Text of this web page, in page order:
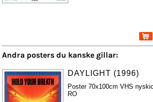
Andra posters du kanske gillar:
DAYLIGHT (1996)
Poster 70x100cm VHS
RO